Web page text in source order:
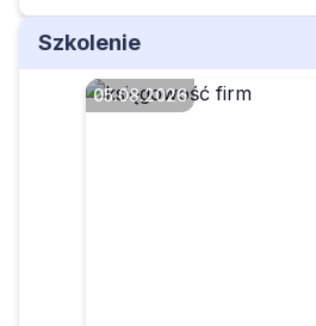
Szkolenie
05.08.2026